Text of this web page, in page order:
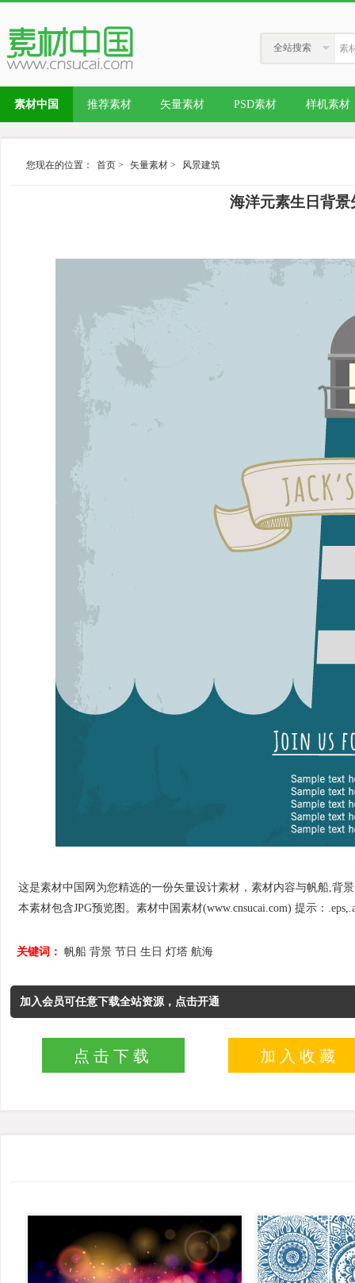
全站搜索
素材中国 推荐素材 矢量素材 PSD素材 样机素材
您现在的位置： 首页 > 矢量素材 > 风景建筑
海洋元素生日背
这是素材中国网为您精选的一份矢量设计素材，素材内容与帆船,背
本素材包含JPG预览图。素材中国素材(www.cnsucai.com) 提示：
关键词： 帆船 背景 节日 生日 灯塔 航海
加入会员可任意下载全站资源，点击开通
点击下载 加入收藏